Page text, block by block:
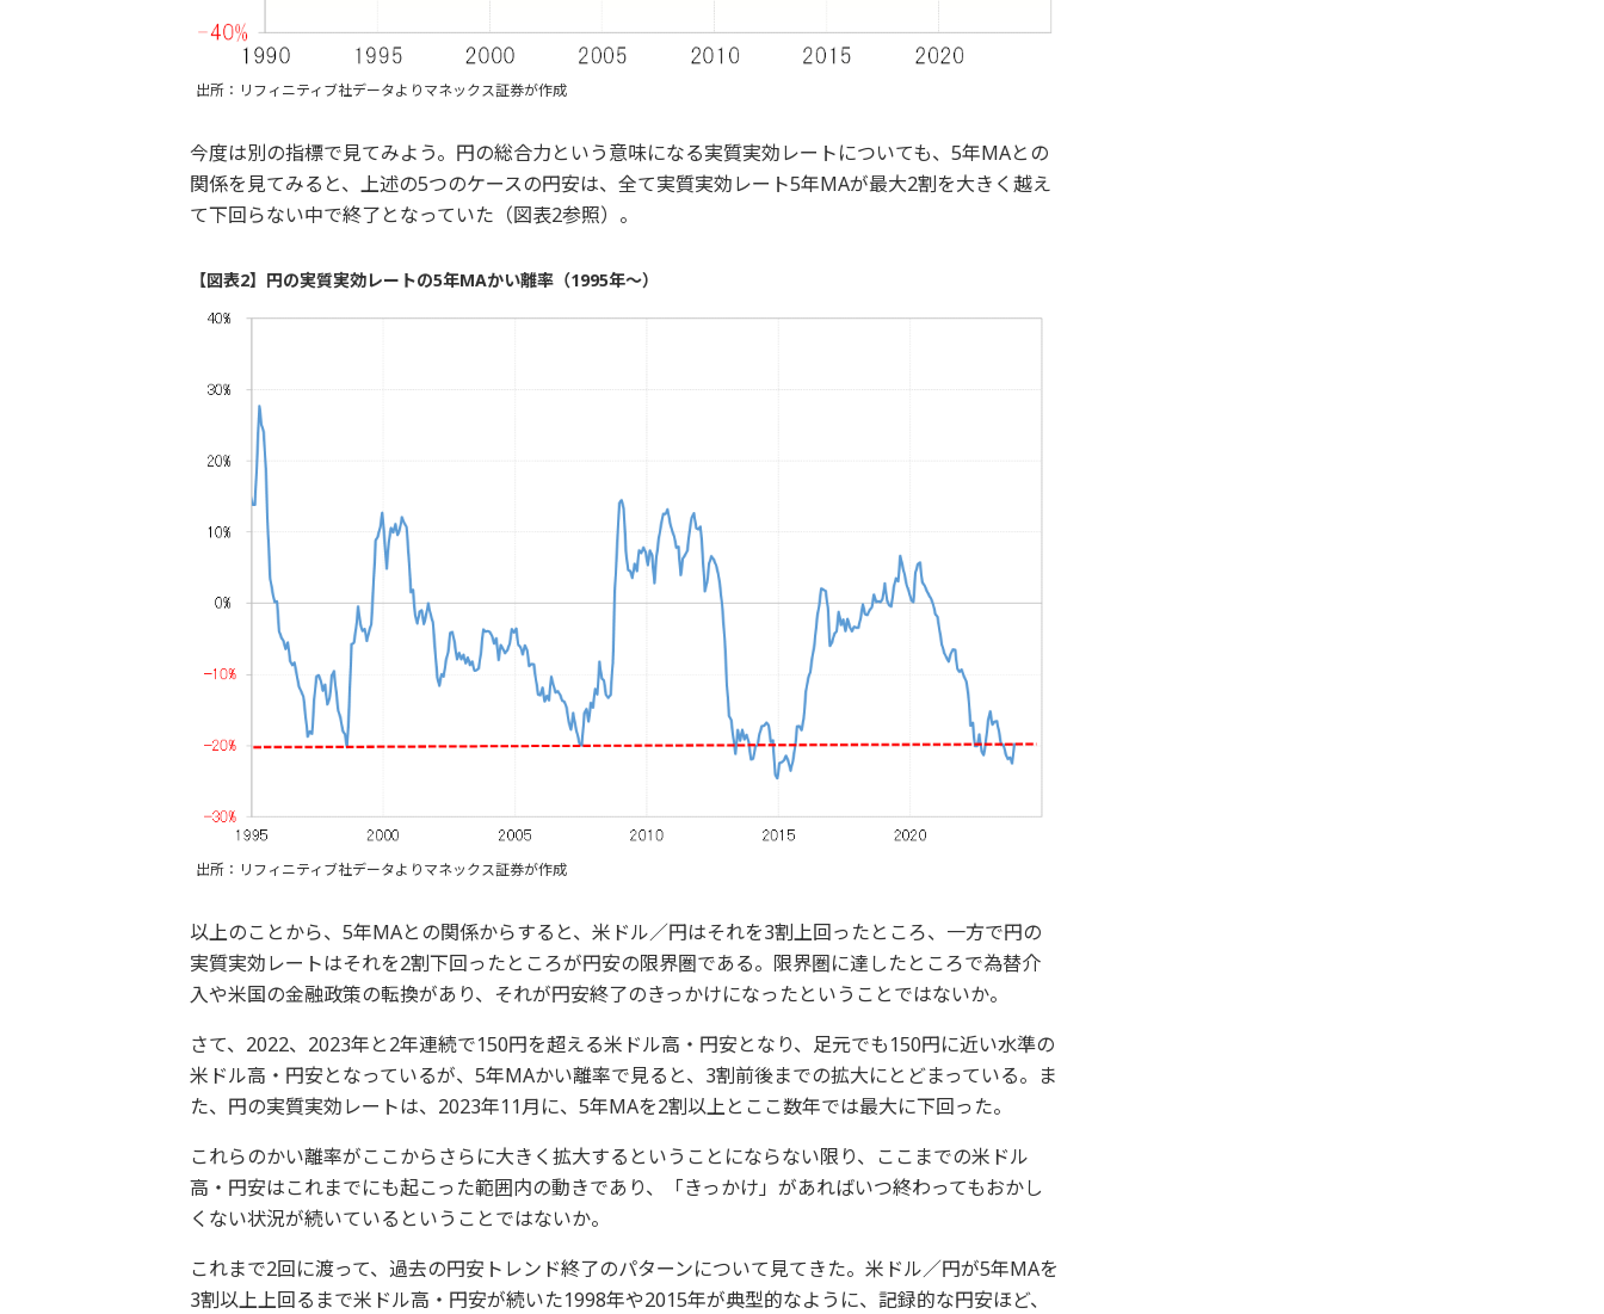
出所：リフィニティブ社データよりマネックス証券が作成
今度は別の指標で見てみよう。円の総合力という意味になる実質実効レートについても、5年MAとの
関係を見てみると、上述の5つのケースの円安は、全て実質実効レート5年MAが最大2割を大きく越え
て下回らない中で終了となっていた（図表2参照）。
【図表2】円の実質実効レートの5年MAかい離率（1995年～）
出所：リフィニティブ社データよりマネックス証券が作成
以上のことから、5年MAとの関係からすると、米ドル／円はそれを3割上回ったところ、一方で円の
実質実効レートはそれを2割下回ったところが円安の限界圏である。限界圏に達したところで為替介
入や米国の金融政策の転換があり、それが円安終了のきっかけになったということではないか。
さて、2022、2023年と2年連続で150円を超える米ドル高・円安となり、足元でも150円に近い水準の
米ドル高・円安となっているが、5年MAかい離率で見ると、3割前後までの拡大にとどまっている。ま
た、円の実質実効レートは、2023年11月に、5年MAを2割以上とここ数年では最大に下回った。
これらのかい離率がここからさらに大きく拡大するということにならない限り、ここまでの米ドル
高・円安はこれまでにも起こった範囲内の動きであり、「きっかけ」があればいつ終わってもおかし
くない状況が続いているということではないか。
これまで2回に渡って、過去の円安トレンド終了のパターンについて見てきた。米ドル／円が5年MAを
3割以上上回るまで米ドル高・円安が続いた1998年や2015年が典型的なように、記録的な円安ほど、